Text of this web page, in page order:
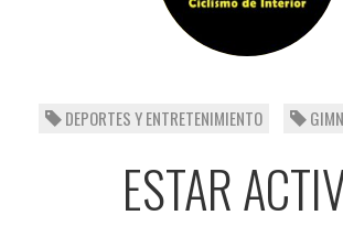
DEPORTES Y ENTRETENIMIENTO
ESTAR